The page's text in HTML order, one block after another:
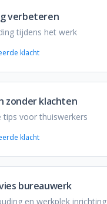
verbeteren
tijdens het werk
klacht
zonder klachten
tips voor thuiswerkers
klacht
bureauwerk
en werkplek inrichting